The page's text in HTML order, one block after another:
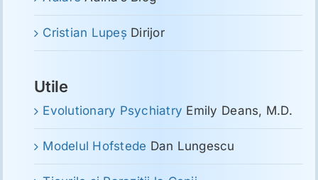
Cristian Lupeş Dirijor
Utile
Evolutionary Psychiatry Emily Deans, M.D.
Modelul Hofstede Dan Lungescu